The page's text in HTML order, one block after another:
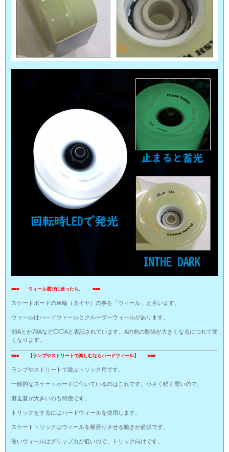
■■■ ウィール選びに迷ったら。 ■■■
スケートボードの車輪（タイヤ）の事を「ウィール」と言います。
ウィールはハードウィールとクルーザーウィールがあります。
99Aとか78Aなど◯◯Aと表記されています。Aの前の数値が大きくなるにつれて硬
くなります。
■■■ 【ランプやストリートで楽しむならハードウィール】 ■■■
ランプやストリートで遊ぶトリック用です。
一般的なスケートボードに付いているのはこれです。小さく軽く硬いので、
滑走音が大きいのも特徴です。
トリックをするにはハードウィールを使用します。
スケートトリックはウィールを横滑りさせる動きが必須です。
硬いウィールはグリップ力が低いので、トリック向けです。